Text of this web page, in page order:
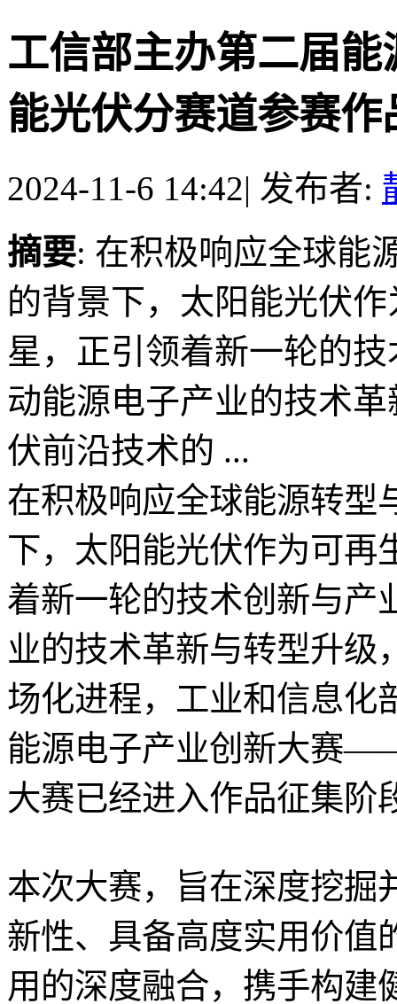
工信部主办第二届
能光伏分赛道参赛作
2024-11-6 14:42| 发布者:
摘要: 在积极响应全球能
的背景下，太阳能光伏
星，正引领着新一轮的
动能源电子产业的技术
伏前沿技术的 ...
在积极响应全球能源转型
下，太阳能光伏作为可再
着新一轮的技术创新与产
业的技术革新与转型升级
场化进程，工业和信息化
能源电子产业创新大赛
大赛已经进入作品征集阶
本次大赛，旨在深度挖掘
新性、具备高度实用价值
用的深度融合，携手构建